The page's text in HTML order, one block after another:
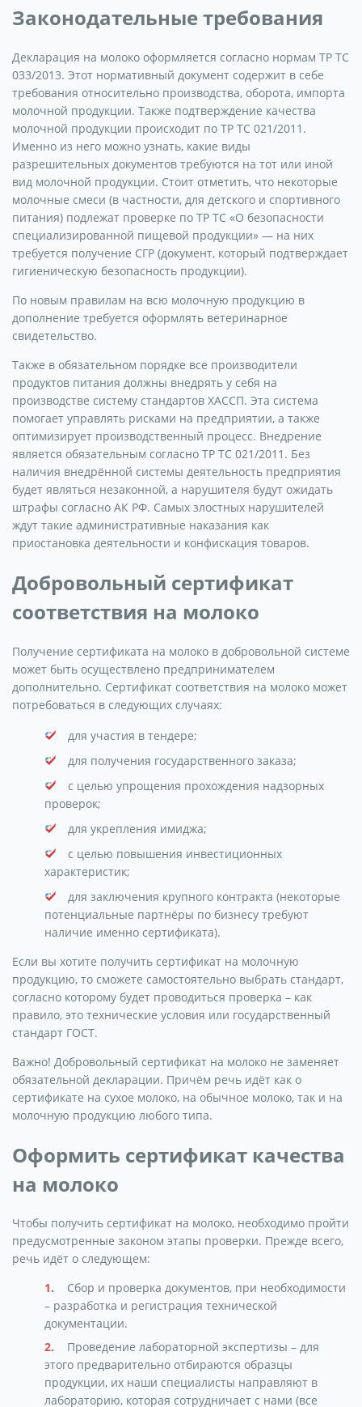
Законодательные требования
Декларация на молоко оформляется согласно нормам ТР ТС
033/2013. Этот нормативный документ содержит в себе
требования относительно производства, оборота, импорта
молочной продукции. Также подтверждение качества
молочной продукции происходит по ТР ТС 021/2011.
Именно из него можно узнать, какие виды
разрешительных документов требуются на тот или иной
вид молочной продукции. Стоит отметить, что некоторые
молочные смеси (в частности, для детского и спортивного
питания) подлежат проверке по ТР ТС «О безопасности
специализированной пищевой продукции» — на них
требуется получение СГР (документ, который подтверждает
гигиеническую безопасность продукции).
По новым правилам на всю молочную продукцию в
дополнение требуется оформлять ветеринарное
свидетельство.
Также в обязательном порядке все производители
продуктов питания должны внедрять у себя на
производстве систему стандартов ХАССП. Эта система
помогает управлять рисками на предприятии, а также
оптимизирует производственный процесс. Внедрение
является обязательным согласно ТР ТС 021/2011. Без
наличия внедрённой системы деятельность предприятия
будет являться незаконной, а нарушителя будут ожидать
штрафы согласно АК РФ. Самых злостных нарушителей
ждут такие административные наказания как
приостановка деятельности и конфискация товаров.
Добровольный сертификат
соответствия на молоко
Получение сертификата на молоко в добровольной системе
может быть осуществлено предпринимателем
дополнительно. Сертификат соответствия на молоко может
потребоваться в следующих случаях:
для участия в тендере;
для получения государственного заказа;
с целью упрощения прохождения надзорных
проверок;
для укрепления имиджа;
с целью повышения инвестиционных
характеристик;
для заключения крупного контракта (некоторые
потенциальные партнёры по бизнесу требуют
наличие именно сертификата).
Если вы хотите получить сертификат на молочную
продукцию, то сможете самостоятельно выбрать стандарт,
согласно которому будет проводиться проверка – как
правило, это технические условия или государственный
стандарт ГОСТ.
Важно! Добровольный сертификат на молоко не заменяет
обязательной декларации. Причём речь идёт как о
сертификате на сухое молоко, на обычное молоко, так и на
молочную продукцию любого типа.
Оформить сертификат качества
на молоко
Чтобы получить сертификат на молоко, необходимо пройти
предусмотренные законом этапы проверки. Прежде всего,
речь идёт о следующем:
Сбор и проверка документов, при необходимости
– разработка и регистрация технической
документации.
Проведение лабораторной экспертизы – для
этого предварительно отбираются образцы
продукции, их наши специалисты направляют в
лабораторию, которая сотрудничает с нами (все